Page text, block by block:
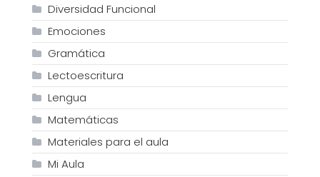
Diversidad Funcional
Emociones
Gramática
Lectoescritura
Lengua
Matemáticas
Materiales para el aula
Mi Aula